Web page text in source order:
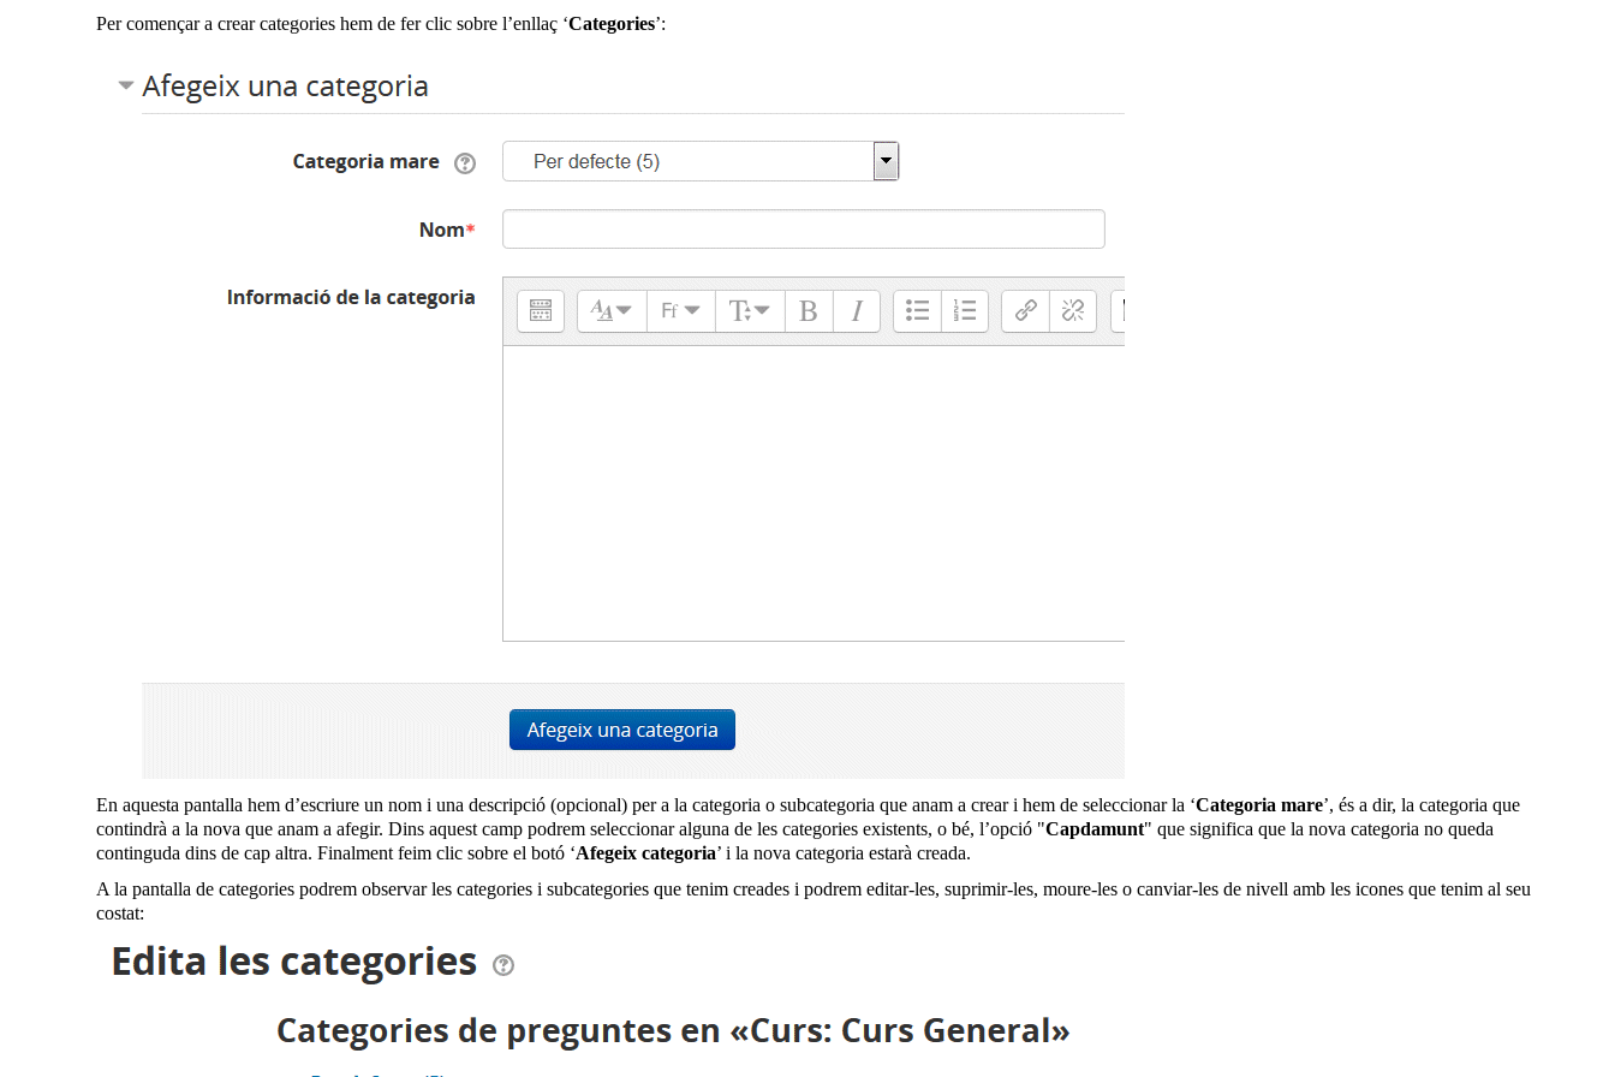
Per començar a crear categories hem de fer clic sobre l’enllaç ‘Categories’:
En aquesta pantalla hem d’escriure un nom i una descripció (opcional) per a la categoria o subcategoria que anam a crear i hem de seleccionar la ‘Categoria mare’, és a dir, la categoria que
contindrà a la nova que anam a afegir. Dins aquest camp podrem seleccionar alguna de les categories existents, o bé, l’opció "Capdamunt" que significa que la nova categoria no queda
continguda dins de cap altra. Finalment feim clic sobre el botó ‘Afegeix categoria’ i la nova categoria estarà creada.
A la pantalla de categories podrem observar les categories i subcategories que tenim creades i podrem editar-les, suprimir-les, moure-les o canviar-les de nivell amb les icones que tenim al seu
costat: